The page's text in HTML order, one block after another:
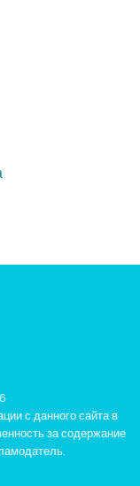
с данного сайта в
за содержание